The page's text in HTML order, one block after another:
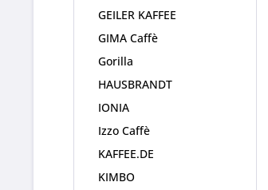
GEILER KAFFEE
GIMA Caffè
Gorilla
HAUSBRANDT
IONIA
Izzo Caffè
KAFFEE.DE
KIMBO